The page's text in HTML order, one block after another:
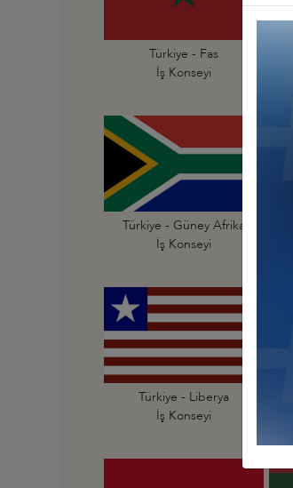
Türkiye - Fas
İş Konseyi
Türkiye - Güney Afrika
İş Konseyi
Türkiye - Liberya
İş Konseyi